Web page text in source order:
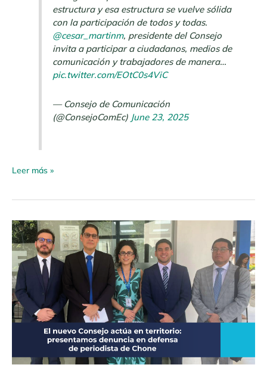
estructura y esa estructura se vuelve sólida
con la participación de todos y todas.
@cesar_martinm, presidente del Consejo
invita a participar a ciudadanos, medios de
comunicación y trabajadores de manera…
pic.twitter.com/EOtC0s4ViC
— Consejo de Comunicación
(@ConsejoComEc) June 23, 2025
Leer más »
Boletín
de
Prensa
N.º
006
–
2025